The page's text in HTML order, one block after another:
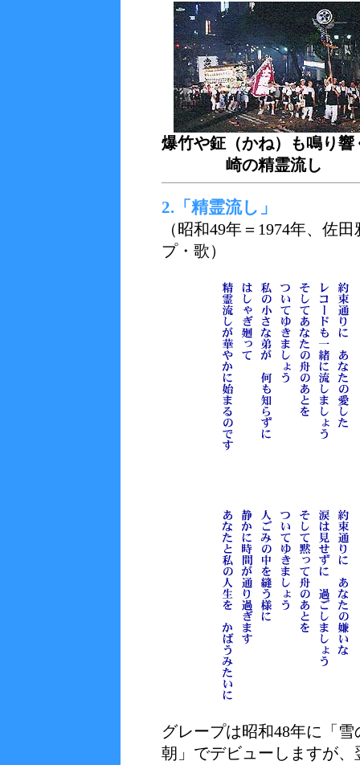
爆竹や鉦（かね）も鳴り響
崎の精霊流し
2.「精霊流し」
（昭和49年＝1974年、佐
プ・歌）
グレープは昭和48年に「雪
朝」でデビューしますが、